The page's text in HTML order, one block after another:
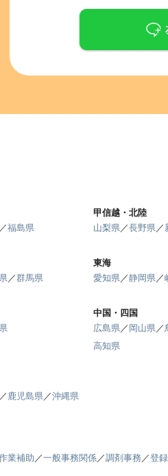
／福島県
甲信越・北陸
山梨県／長野県／
／群馬県
東海
愛知県／静岡県／
中国・四国
広島県／ 岡山県／
高知県
／ 鹿児島県／沖縄県
業補助 ／一般事務関係／調剤事務 ／登